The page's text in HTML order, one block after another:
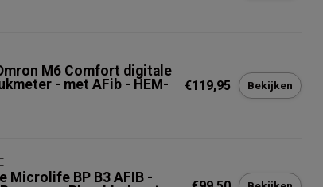
M6 Comfort digitale
- met AFib - HEM-
€119,95 Bekijken
Microlife BP B3 AFIB -